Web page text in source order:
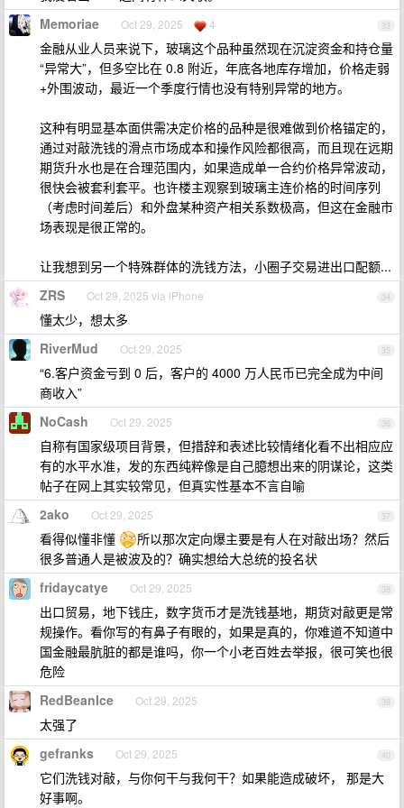
33
Memoriae Oct 29, 2025 4
金融从业人员来说下，玻璃这个品种虽然现在沉淀资金和持仓量
“异常大”，但多空比在 0.8 附近，年底各地库存增加，价格走弱
+外围波动，最近一个季度行情也没有特别异常的地方。
这种有明显基本面供需决定价格的品种是很难做到价格锚定的，
通过对敲洗钱的滑点市场成本和操作风险都很高，而且现在远期
期货升水也是在合理范围内，如果造成单一合约价格异常波动，
很快会被套利套平。也许楼主观察到玻璃主连价格的时间序列
（考虑时间差后）和外盘某种资产相关系数极高，但这在金融市
场表现是很正常的。
让我想到另一个特殊群体的洗钱方法，小圈子交易进出口配额...
34
ZRS Oct 29, 2025 via iPhone
懂太少，想太多
35
RiverMud Oct 29, 2025
“6.客户资金亏到 0 后，客户的 4000 万人民币已完全成为中间
商收入”
36
NoCash Oct 29, 2025
自称有国家级项目背景，但措辞和表述比较情绪化看不出相应应
有的水平水准，发的东西纯粹像是自己臆想出来的阴谋论，这类
帖子在网上其实较常见，但真实性基本不言自喻
37
2ako Oct 29, 2025
看得似懂非懂
所以那次定向爆主要是有人在对敲出场？然后
很多普通人是被波及的？确实想给大总统的投名状
38
fridaycatye Oct 29, 2025
出口贸易，地下钱庄，数字货币才是洗钱基地，期货对敲更是常
规操作。看你写的有鼻子有眼的，如果是真的，你难道不知道中
国金融最肮脏的都是谁吗，你一个小老百姓去举报，很可笑也很
危险
39
RedBeanIce Oct 29, 2025
太强了
40
gefranks Oct 29, 2025
它们洗钱对敲，与你何干与我何干？如果能造成破坏， 那是大
好事啊。